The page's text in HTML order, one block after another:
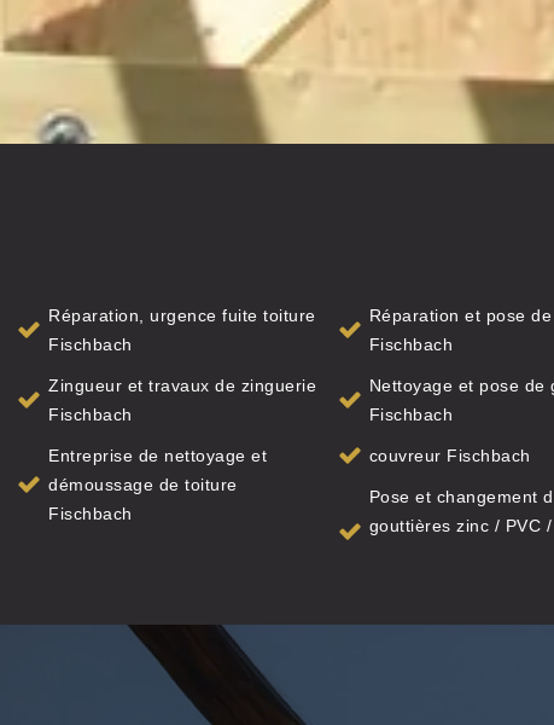
Réparation, urgence fuite toiture
Fischbach
Zingueur et travaux de zinguerie
Fischbach
Entreprise de nettoyage et
démoussage de toiture
Fischbach
Réparation et pose
Fischbach
Nettoyage et pose de
Fischbach
couvreur Fischbach
Pose et changement
gouttières zinc / PVC /